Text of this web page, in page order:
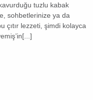
tuzlu kabak
sohbetlerinize ya da
çıtır lezzeti, şimdi kolayca